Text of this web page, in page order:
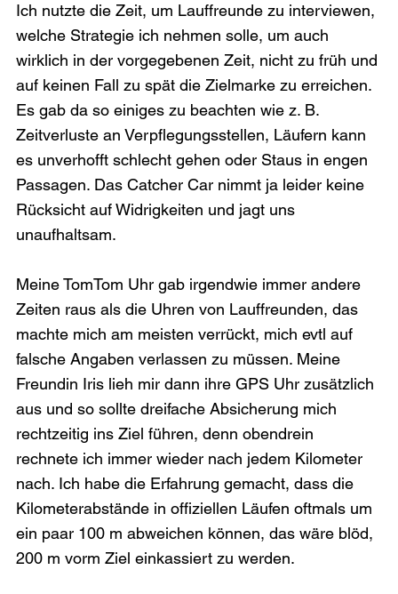
Ich nutzte die Zeit, um Lauffreunde zu interviewen,
welche Strategie ich nehmen solle, um auch
wirklich in der vorgegebenen Zeit, nicht zu früh und
auf keinen Fall zu spät die Zielmarke zu erreichen.
Es gab da so einiges zu beachten wie z. B.
Zeitverluste an Verpflegungsstellen, Läufern kann
es unverhofft schlecht gehen oder Staus in engen
Passagen. Das Catcher Car nimmt ja leider keine
Rücksicht auf Widrigkeiten und jagt uns
unaufhaltsam.
Meine TomTom Uhr gab irgendwie immer andere
Zeiten raus als die Uhren von Lauffreunden, das
machte mich am meisten verrückt, mich evtl auf
falsche Angaben verlassen zu müssen. Meine
Freundin Iris lieh mir dann ihre GPS Uhr zusätzlich
aus und so sollte dreifache Absicherung mich
rechtzeitig ins Ziel führen, denn obendrein
rechnete ich immer wieder nach jedem Kilometer
nach. Ich habe die Erfahrung gemacht, dass die
Kilometerabstände in offiziellen Läufen oftmals um
ein paar 100 m abweichen können, das wäre blöd,
200 m vorm Ziel einkassiert zu werden.